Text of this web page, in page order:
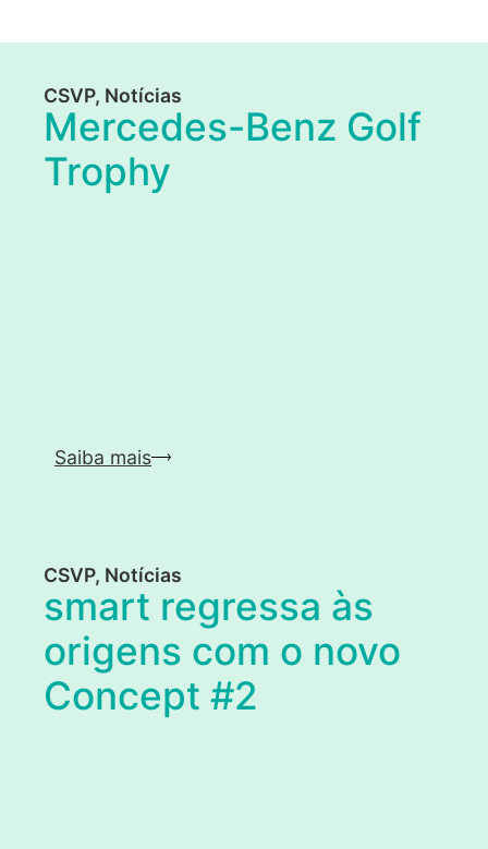
CSVP, Notícias
Mercedes-Benz Golf
Trophy
Saiba mais
CSVP, Notícias
smart regressa às
origens com o novo
Concept #2